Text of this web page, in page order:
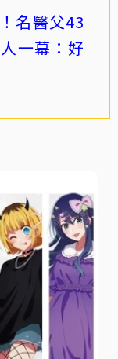
名醫父43
一幕：好